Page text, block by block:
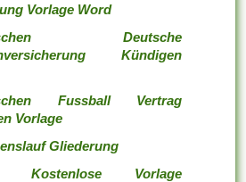
Vorlage Word
Deutsche
Kündigen
Fussball Vertrag
Vorlage
Gliederung
Kostenlose Vorlage